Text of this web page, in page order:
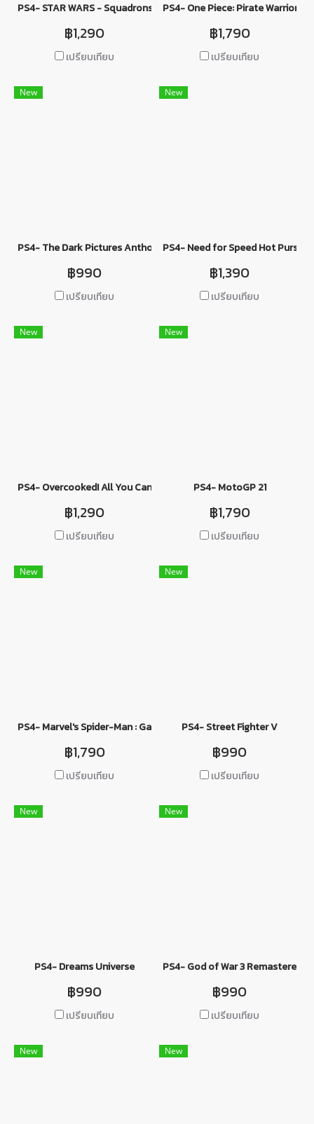
PS4- STAR WARS - Squadrons
฿1,290
เปรียบเทียบ
PS4- One Piece: Pirate Warriors 4
฿1,790
เปรียบเทียบ
New
PS4- The Dark Pictures Anthology: Little Hope
฿990
เปรียบเทียบ
New
PS4- Need for Speed Hot Pursuit
฿1,390
เปรียบเทียบ
New
PS4- Overcooked! All You Can Eat
฿1,290
เปรียบเทียบ
New
PS4- MotoGP 21
฿1,790
เปรียบเทียบ
New
PS4- Marvel's Spider-Man : Game of the Year Edition
฿1,790
เปรียบเทียบ
New
PS4- Street Fighter V
฿990
เปรียบเทียบ
New
PS4- Dreams Universe
฿990
เปรียบเทียบ
New
PS4- God of War 3 Remastered
฿990
เปรียบเทียบ
New New